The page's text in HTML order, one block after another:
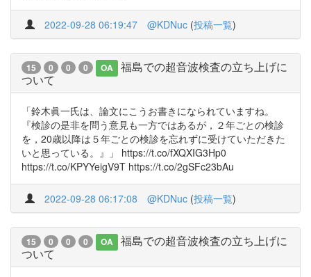
2022-09-28 06:19:47 @KDNuc (投稿一覧)
15 0 0 0 OA
福島での超音波検査の立ち上げに
ついて
「鈴木眞一氏は、論文にこうお書きになられていますね。
『検診の是非を問う意見も一方ではあるが，２年ごとの検診
を，20歳以降は５年ごとの検診を忘れずに受けていただきた
いと思っている。』」 https://t.co/fXQXIG3Hp0
https://t.co/KPYYeigV9T https://t.co/2gSFc23bAu
2022-09-28 06:17:08 @KDNuc (投稿一覧)
15 0 0 0 OA
福島での超音波検査の立ち上げに
ついて